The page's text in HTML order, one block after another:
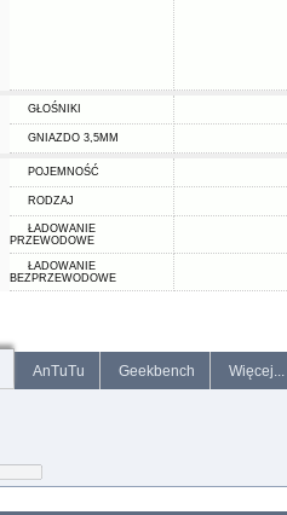
GŁOŚNIKI
GNIAZDO 3,5MM
POJEMNOŚĆ
RODZAJ
ŁADOWANIE
PRZEWODOWE
ŁADOWANIE
BEZPRZEWODOWE
AnTuTu Geekbench Więcej...